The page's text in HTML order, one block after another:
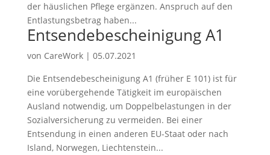
der häuslichen Pflege ergänzen. Anspruch auf den
Entlastungsbetrag haben...
Entsendebescheinigung A1
von CareWork| 05.07.2021
Die Entsendebescheinigung A1 (früher E 101) ist für
eine vorübergehende Tätigkeit im europäischen
Ausland notwendig, um Doppelbelastungen in der
Sozialversicherung zu vermeiden. Bei einer
Entsendung in einen anderen EU-Staat oder nach
Island, Norwegen, Liechtenstein...